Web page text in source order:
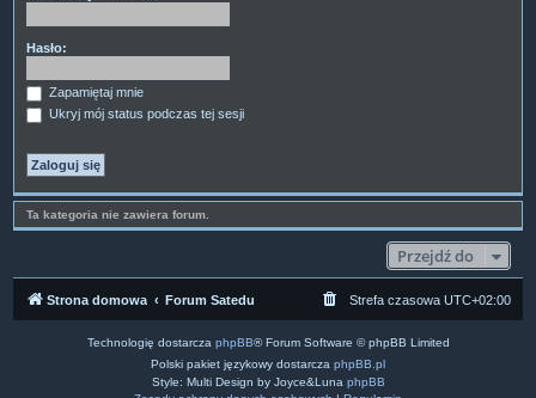
Hasło:
Zapamiętaj mnie
Ukryj mój status podczas tej sesji
Ta kategoria nie zawiera forum.
Przejdź do
Strona domowa Forum Satedu Strefa czasowa UTC+02:00
Technologię dostarcza phpBB® Forum Software © phpBB Limited
Polski pakiet językowy dostarcza phpBB.pl
Style: Multi Design by Joyce&Luna phpBB